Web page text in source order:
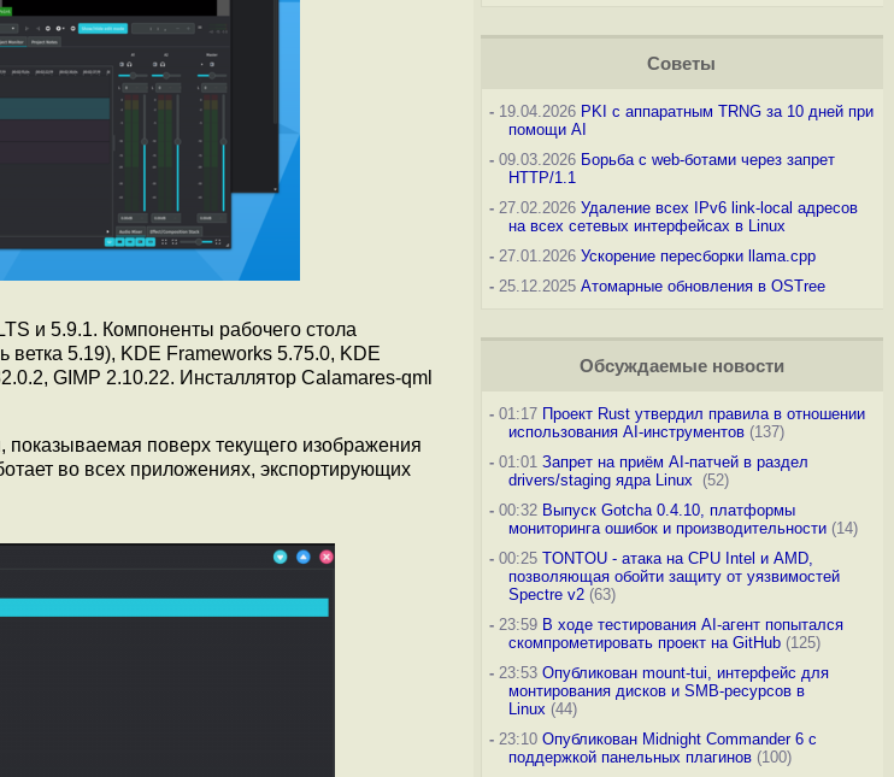
и 5.9.1. Компоненты рабочего стола
5.19), KDE Frameworks 5.75.0, KDE
GIMP 2.10.22. Инсталлятор Calamares-qml
поверх текущего изображения
во всех приложениях, экспортирующих
Советы
-19.04.2026 PKI с аппаратным TRNG за 10 дней при
помощи AI
-09.03.2026 Борьба с web-ботами через запрет
HTTP/1.1
-27.02.2026 Удаление всех IPv6 link-local адресов
на всех сетевых интерфейсах в Linux
-27.01.2026 Ускорение пересборки llama.cpp
-25.12.2025 Атомарные обновления в OSTree
Обсуждаемые новости
-01:17 Проект Rust утвердил правила в отношении
использования AI-инструментов(137)
-01:01 Запрет на приём AI-патчей в раздел
drivers/staging ядра Linux
(52)
-00:32 Выпуск Gotcha 0.4.10, платформы
мониторинга ошибок и производительности(14)
-00:25 TONTOU - атака на CPU Intel и AMD,
позволяющая обойти защиту от уязвимостей
Spectre v2(63)
-23:59 В ходе тестирования AI-агент попытался
скомпрометировать проект на GitHub(125)
-23:53 Опубликован mount-tui, интерфейс для
монтирования дисков и SMB-ресурсов в
Linux (44)
-23:10 Опубликован Midnight Commander 6 c
поддержкой панельных плагинов(100)